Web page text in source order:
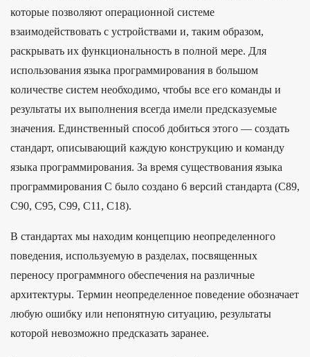
которые позволяют операционной системе
взаимодействовать с устройствами и, таким образом,
раскрывать их функциональность в полной мере. Для
использования языка программирования в большом
количестве систем необходимо, чтобы все его команды и
результаты их выполнения всегда имели предсказуемые
значения. Единственный способ добиться этого — создать
стандарт, описывающий каждую конструкцию и команду
языка программирования. За время существования языка
программирования C было создано 6 версий стандарта (C89,
C90, C95, C99, C11, C18).
В стандартах мы находим концепцию неопределенного
поведения, используемую в разделах, посвященных
переносу программного обеспечения на различные
архитектуры. Термин неопределенное поведение обозначает
любую ошибку или непонятную ситуацию, результаты
которой невозможно предсказать заранее.